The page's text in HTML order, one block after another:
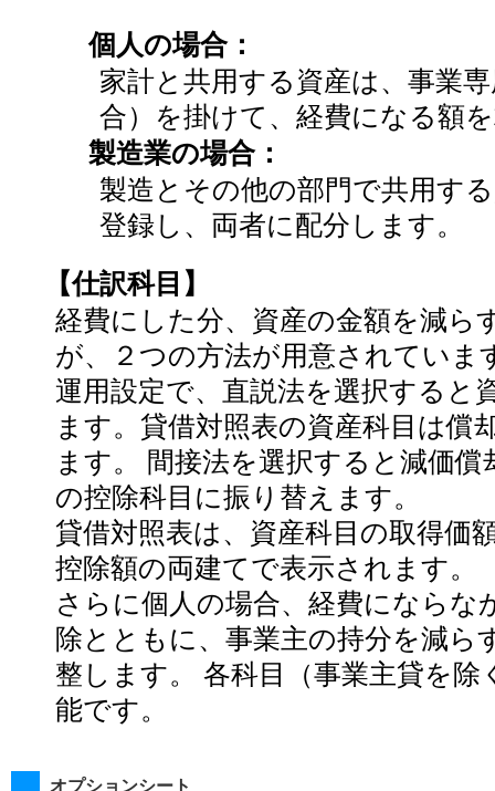
個人の場合：
家計と共用する資産は、事業
合）を掛けて、経費になる額
製造業の場合：
製造とその他の部門で共用す
登録し、両者に配分します。
【仕訳科目】
経費にした分、資産の金額を減ら
が、２つの方法が用意されていま
運用設定で、直説法を選択すると
ます。貸借対照表の資産科目は償
ます。 間接法を選択すると減価
の控除科目に振り替えます。
貸借対照表は、資産科目の取得価
控除額の両建てで表示されます。
さらに個人の場合、経費にならな
除とともに、事業主の持分を減ら
整します。 各科目（事業主貸を除
能です。
オプションシート